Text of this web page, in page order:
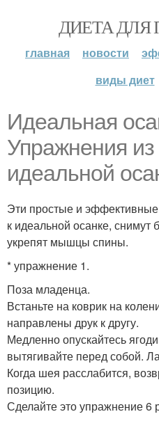
ДИЕТА ДЛЯ
главная новости
виды диет
Идеальная
Упражнения из
идеальной
Эти простые и
к идеальной осанке, снимут
укрепят мышцы спины.
* упражнение 1.
Поза младенца.
Встаньте на коврик на
направлены друк к другу.
Медленно опускайтесь
вытягивайте перед собой.
Когда шея расслабится,
позицию.
Сделайте это упражнение 6